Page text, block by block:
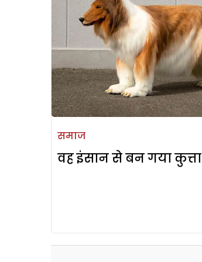
समाज
वह इंसान से बन गया कुत्ता